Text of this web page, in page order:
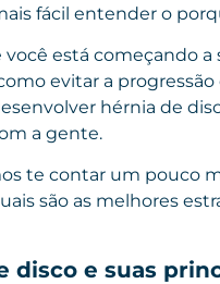
fácil entender o
você está começando
evitar a
hérnia de
a gente.
te contar um pouco
são as melhores
disco e suas